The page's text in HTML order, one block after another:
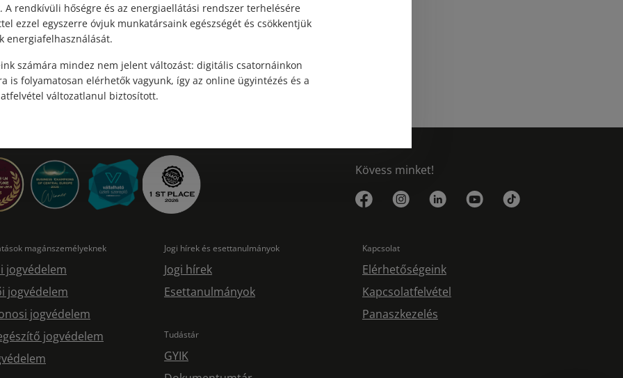
Kövess minket!
magánszemélyeknek
jogvédelem
jogvédelem
jogvédelem
jogvédelem
Jogi hírek és esettanulmányok
Jogi hírek
Esettanulmányok
Tudástár
GYIK
Kapcsolat
Elérhetőségeink
Kapcsolatfelvétel
Panaszkezelés
A rendkívüli hőségre és az energiaellátási rendszer terhelésére
ezzel egyszerre óvjuk munkatársaink egészségét és csökkentjük
energiafelhasználását.
számára mindez nem jelent változást: digitális csatornáinkon
is folyamatosan elérhetők vagyunk, így az online ügyintézés és a
változatlanul biztosított.